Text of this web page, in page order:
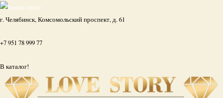
г. Челябинск, Комсомольский проспект, д. 61
+7 951 78 999 77
В каталог!